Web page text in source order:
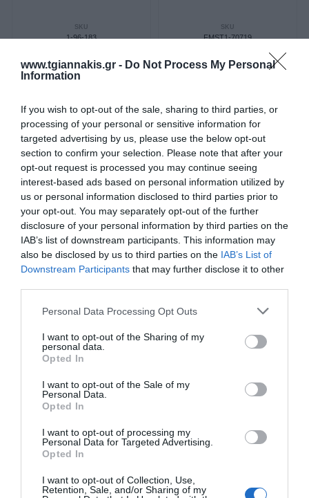
www.tgiannakis.gr - Do Not Process My Personal
Information
If you wish to opt-out of the sale, sharing to third parties, or
processing of your personal or sensitive information for
targeted advertising by us, please use the below opt-out
section to confirm your selection. Please note that after your
opt-out request is processed you may continue seeing
interest-based ads based on personal information utilized by
us or personal information disclosed to third parties prior to
your opt-out. You may separately opt-out of the further
disclosure of your personal information by third parties on the
IAB’s list of downstream participants. This information may
also be disclosed by us to third parties on the IAB’s List of
Downstream Participants that may further disclose it to other
Please note that this website/app uses one or more Google
not limited to your visit or usage behaviour. You may click to
grant or deny consent to Google and its third-party tags to
use your data for below specified purposes in below Google
consent section.
Personal Data Processing Opt Outs
I want to opt-out of the Sharing of my
personal data.
Opted In
I want to opt-out of the Sale of my
Personal Data.
Opted In
I want to opt-out of processing my
Personal Data for Targeted Advertising.
Opted In
I want to opt-out of Collection, Use,
Retention, Sale, and/or Sharing of my
SKU
1-96-183
SKU
FMST1-70719
Αγορά
Εργαλειοθήκη πάνινη
SKU
1-96-182
29,50 €
Αγορά
Εργαλειοθήκη πάνινη
Αγορά